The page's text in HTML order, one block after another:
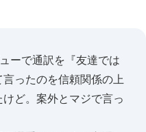
ーで通訳を『友達では
ったのを信頼関係の上
ど。案外とマジで言っ